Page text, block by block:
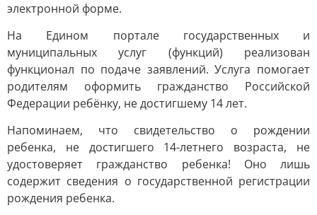
электронной форме.
На Едином портале государственных и
муниципальных услуг (функций) реализован
функционал по подаче заявлений. Услуга помогает
родителям оформить гражданство Российской
Федерации ребёнку, не достигшему 14 лет.
Напоминаем, что свидетельство о рождении
ребенка, не достигшего 14-летнего возраста, не
удостоверяет гражданство ребенка! Оно лишь
содержит сведения о государственной регистрации
рождения ребенка.